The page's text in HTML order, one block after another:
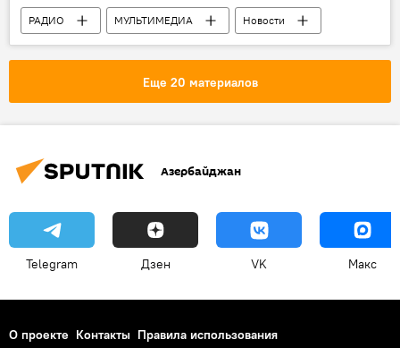
РАДИО МУЛЬТИМЕДИА
Новости
АНАЛИТИКА
Новости мира
Еще 20 материалов
Азербайджан
Telegram Дзен VK Макс
О проекте Контакты Правила использования